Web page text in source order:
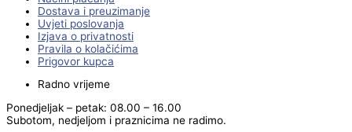
Dostava i preuzimanje
Uvjeti poslovanja
Izjava o privatnosti
Pravila o kolačićima
Prigovor kupca
Radno vrijeme
Ponedjeljak – petak: 08.00 – 16.00
Subotom, nedjeljom i praznicima ne radimo.